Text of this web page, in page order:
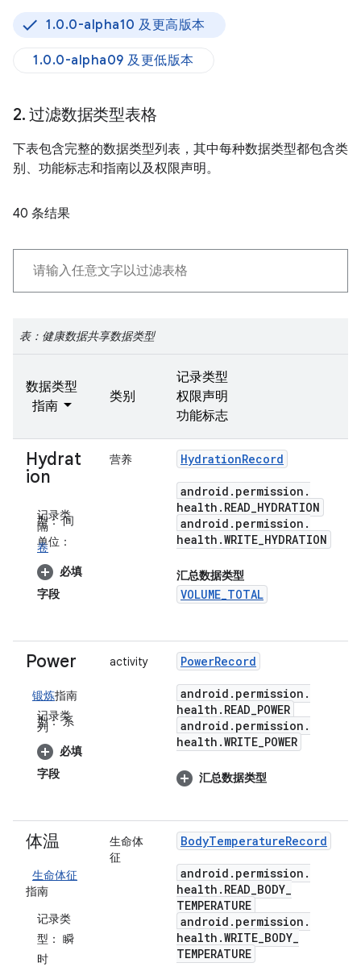
1.0.0-alpha10 及更高版本
1.0.0-alpha09 及更低版本
2. 过滤数据类型表格
下表包含完整的数据类型列表，其中每种数据类型都包含类
别、功能标志和指南以及权限声明。
40 条结果
表：健康数据共享数据类型
数据类型
指南
类别
记录类型
权限声明
功能标志
Hydrat
ion
记录类
型：间
隔
单位：
卷
必填
字段
营养 HydrationRecord
android . permission .
health . READ_HYDRATION
android . permission .
health .WRITE_HYDRATION
汇总数据类型
VOLUME_TOTAL
Power
锻炼指南
记录类
型：系
列
必填
字段
activity PowerRecord
android . permission .
health . READ_POWER
android . permission .
health .WRITE_POWER
汇总数据类型
体温
生命体征
指南
记录类
型： 瞬
时
生命体
征
BodyTemperatureRecord
android . permission .
health . READ_BODY_
TEMPERATURE
android . permission .
health .WRITE_BODY_
TEMPERATURE